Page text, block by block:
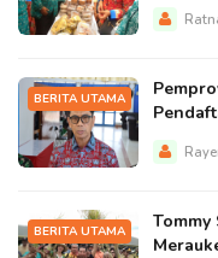
BERITA UTAMA
BERITA UTAMA
Tommy